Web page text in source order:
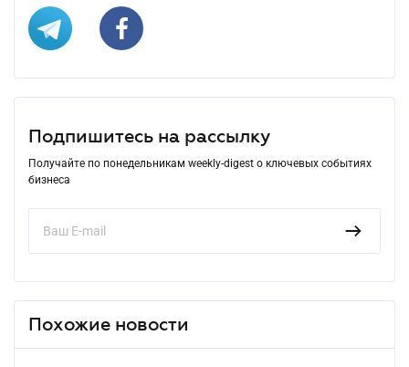
Подпишитесь на рассылку
Получайте по понедельникам weekly-digest о ключевых событиях
бизнеса
Похожие новости